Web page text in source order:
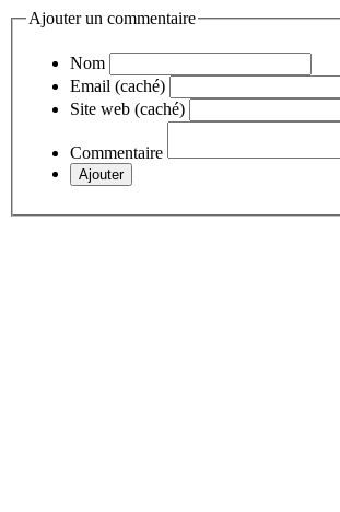
Ajouter un commentaire
Nom
Email (caché)
Site web (caché)
Commentaire